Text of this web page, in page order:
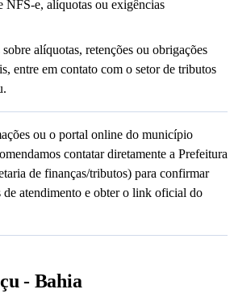
NFS-e, alíquotas ou exigências
alíquotas, retenções ou obrigações
entre em contato com o setor de tributos
ou o portal online do município
contatar diretamente a Prefeitura
de finanças/tributos) para confirmar
de atendimento e obter o link oficial do
- Bahia